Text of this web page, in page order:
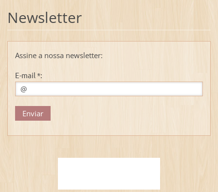
Newsletter
Assine a nossa newsletter:
E-mail *: